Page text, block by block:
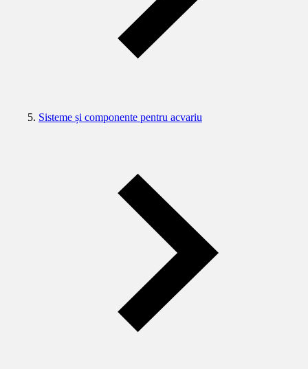
Sisteme și componente pentru acvariu